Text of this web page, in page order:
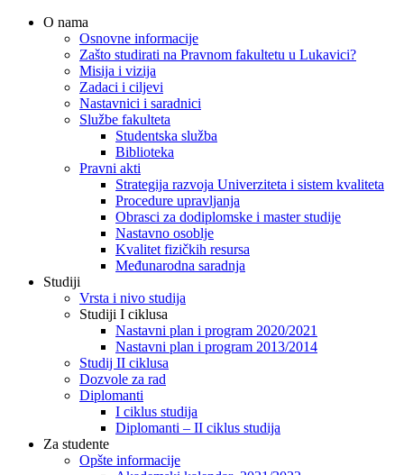
O nama
Osnovne informacije
Zašto studirati na Pravnom fakultetu u Lukavici?
Misija i vizija
Zadaci i ciljevi
Nastavnici i saradnici
Službe fakulteta
Studentska služba
Biblioteka
Pravni akti
Strategija razvoja Univerziteta i sistem kvaliteta
Procedure upravljanja
Obrasci za dodiplomske i master studije
Nastavno osoblje
Kvalitet fizičkih resursa
Međunarodna saradnja
Studiji
Vrsta i nivo studija
Studiji I ciklusa
Nastavni plan i program 2020/2021
Nastavni plan i program 2013/2014
Studij II ciklusa
Dozvole za rad
Diplomanti
I ciklus studija
Diplomanti – II ciklus studija
Za studente
Opšte informacije